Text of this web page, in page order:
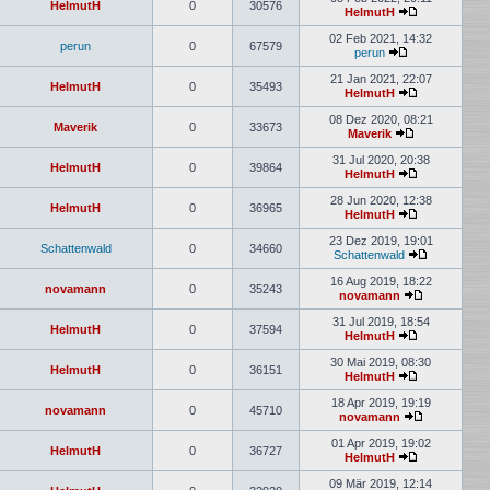
HelmutH 0 30576
HelmutH
perun 0 67579
02 Feb 2021, 14:32
perun
HelmutH 0 35493
21 Jan 2021, 22:07
HelmutH
Maverik 0 33673
08 Dez 2020, 08:21
Maverik
HelmutH 0 39864
31 Jul 2020, 20:38
HelmutH
HelmutH 0 36965
28 Jun 2020, 12:38
HelmutH
Schattenwald 0 34660
23 Dez 2019, 19:01
Schattenwald
novamann 0 35243
16 Aug 2019, 18:22
novamann
HelmutH 0 37594
31 Jul 2019, 18:54
HelmutH
HelmutH 0 36151
30 Mai 2019, 08:30
HelmutH
novamann 0 45710
18 Apr 2019, 19:19
novamann
HelmutH 0 36727
01 Apr 2019, 19:02
HelmutH
09 Mär 2019, 12:14